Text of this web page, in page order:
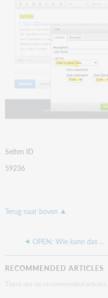
Seiten ID
59236
Terug naar boven
OPEN: Wie kann das Passwort von OPEN-Admins und SuperUser geändert werden?
RECOMMENDED ARTICLES
There are no recommended articles.